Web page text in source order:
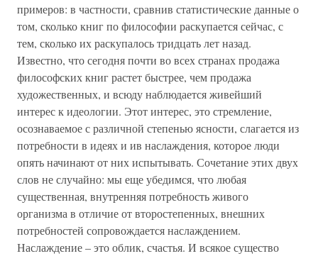
примеров: в частности, сравнив статистические данные о
том, сколько книг по философии раскупается сейчас, с
тем, сколько их раскупалось тридцать лет назад.
Известно, что сегодня почти во всех странах продажа
философских книг растет быстрее, чем продажа
художественных, и всюду наблюдается живейший
интерес к идеологии. Этот интерес, это стремление,
осознаваемое с различной степенью ясности, слагается из
потребности в идеях и ив наслаждения, которое люди
опять начинают от них испытывать. Сочетание этих двух
слов не случайно: мы еще убедимся, что любая
существенная, внутренняя потребность живого
организма в отличие от второстепенных, внешних
потребностей сопровождается наслаждением.
Наслаждение – это облик, счастья. И всякое существо